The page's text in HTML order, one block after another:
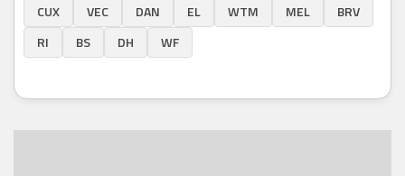
CUX
VEC DAN EL WTM MEL
BRV
RI
BS DH WF